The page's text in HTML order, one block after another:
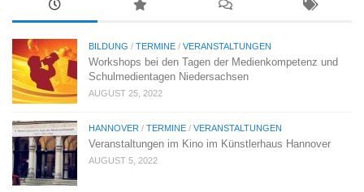
BILDUNG / TERMINE / VERANSTALTUNGEN
Workshops bei den Tagen der Medienkompetenz und
Schulmedientagen Niedersachsen
AUGUST 25, 2022
HANNOVER / TERMINE / VERANSTALTUNGEN
Veranstaltungen im Kino im Künstlerhaus Hannover
AUGUST 5, 2022